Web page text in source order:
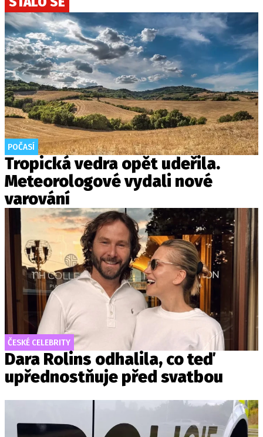
POČASÍ
Tropická vedra opět udeřila.
Meteorologové vydali nové
varování
ČESKÉ CELEBRITY
Dara Rolins odhalila, co teď
upřednostňuje před svatbou